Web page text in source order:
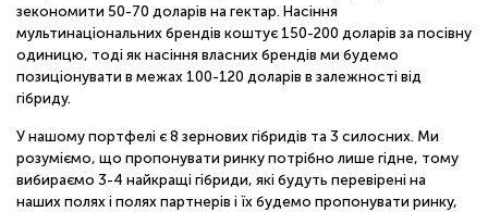
зекономити 50-70 доларів на гектар. Насіння
мультинаціональних брендів коштує 150-200 доларів за посівну
одиницю, тоді як насіння власних брендів ми будемо
позиціонувати в межах 100-120 доларів в залежності від
гібриду.
У нашому портфелі є 8 зернових гібридів та 3 силосних. Ми
розуміємо, що пропонувати ринку потрібно лише гідне, тому
вибираємо 3-4 найкращі гібриди, які будуть перевірені на
наших полях і полях партнерів і їх будемо пропонувати ринку,